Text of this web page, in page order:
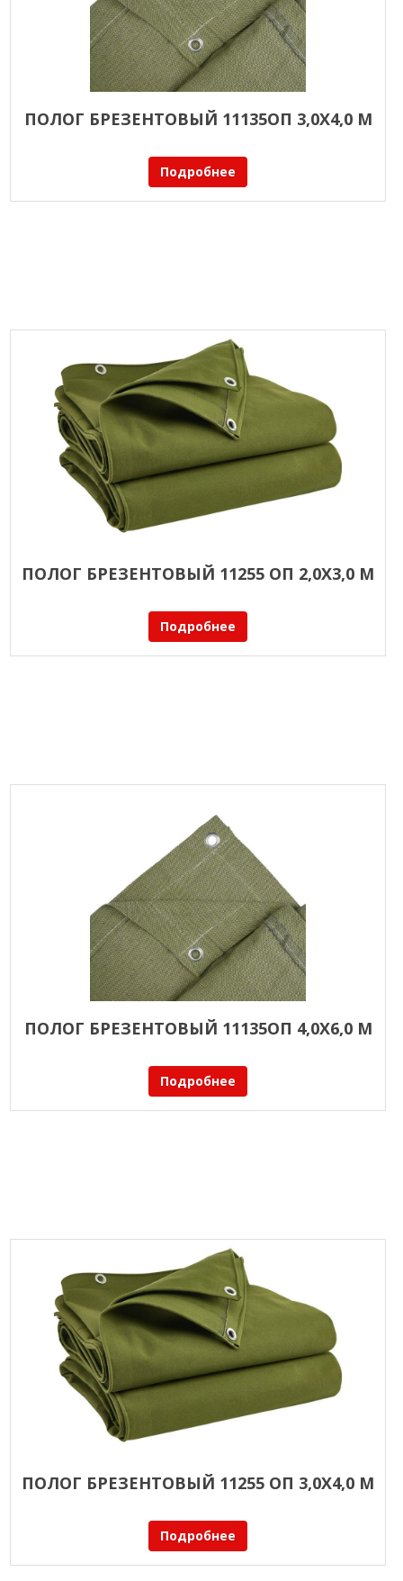
ПОЛОГ БРЕЗЕНТОВЫЙ 11135ОП 3,0Х4,0 М
Подробнее
ПОЛОГ БРЕЗЕНТОВЫЙ 11255 ОП 2,0Х3,0 М
Подробнее
ПОЛОГ БРЕЗЕНТОВЫЙ 11135ОП 4,0Х6,0 М
Подробнее
ПОЛОГ БРЕЗЕНТОВЫЙ 11255 ОП 3,0Х4,0 М
Подробнее